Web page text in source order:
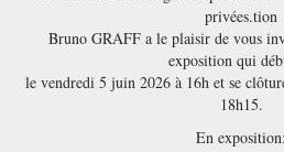
privées.tion
Bruno GRAFF a le plaisir de vous
exposition qui
le vendredi 5 juin 2026 à 16h et se
18h15.
En exposition: